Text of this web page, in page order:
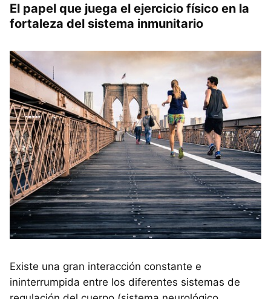
El papel que juega el ejercicio físico en la
fortaleza del sistema inmunitario
Existe una gran interacción constante e
ininterrumpida entre los diferentes sistemas de